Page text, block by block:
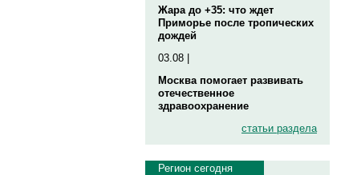
Жара до +35: что ждет
Приморье после тропических
дождей
03.08 |
Москва помогает развивать
отечественное
здравоохранение
статьи раздела
Регион сегодня